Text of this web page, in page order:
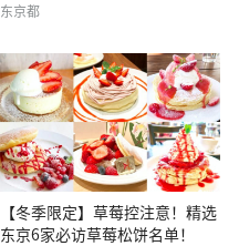
东京都
【冬季限定】草莓控注意！精选
东京6家必访草莓松饼名单！